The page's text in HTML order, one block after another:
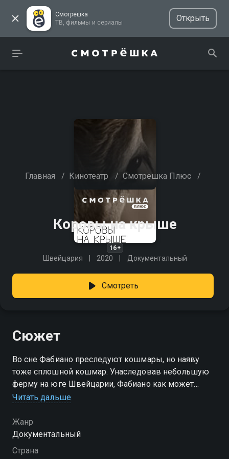
Смотрёшка
ТВ, фильмы и сериалы
Открыть
Главная / Кинотеатр / Смотрёшка Плюс /
Коровы на крыше
16+
Швейцария 2020 Документальный
Смотреть
Сюжет
Во сне Фабиано преследуют кошмары, но наяву
тоже сплошной кошмар. Унаследовав небольшую
ферму на юге Швейцарии, Фабиано как может
старается производить особый альпийский сыр,
80-х. Но все не так... Фабиано погряз в долгах, его
альпийская хижина обветшала, а сырный бизнес не
приносит прибыли. Он не может перестать
Читать дальше
Жанр
Документальный
Страна